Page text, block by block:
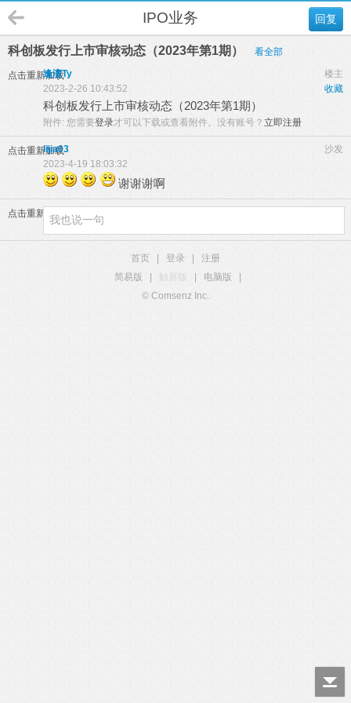
回复
IPO业务
科创板发行上市审核动态（2023年第1期） 看全部
点击重新加载 楼主
逢澶Ty
收藏
2023-2-26 10:43:52
科创板发行上市审核动态（2023年第1期）
附件: 您需要登录才可以下载或查看附件。没有账号？ 立即注册
点击重新加载 沙发
lijia03
2023-4-19 18:03:32
谢谢谢啊
点击重新加载
首页 登录
注册
简易版
触屏版 电脑版
© Comsenz Inc.